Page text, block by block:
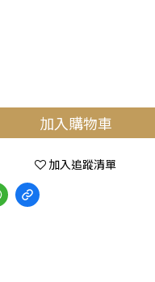
加入購物車
加入追蹤清單